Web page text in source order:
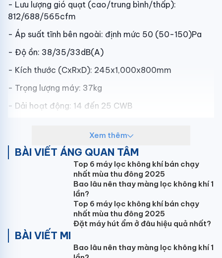
- Lưu lượng gió quạt (cao/trung bình/thấp):
812/688/565cfm
- Áp suất tĩnh bên ngoài: định mức 50 (50-150)Pa
- Độ ồn: 38/35/33dB(A)
- Kích thước (CxRxD): 245x1,000x800mm
- Trọng lượng máy: 37kg
- Dải hoạt động: 14 đến 25 CWB
- Màu sắc: màu trắng ngà
- Dàn tản nhiệt loại ống đồng cánh nhôm
- Máy nén loại Swing dạng kín
- Công suất động cơ máy nén: 1.76kW
- Mức nạp môi chất làm lạnh: 1.6 kg (đã nạp cho
30m)
Xem thêm
BÀI VIẾT ÁNG QUAN TÂM
Top 6 máy lọc không khí bán chạy
nhất mùa thu đông 2025
Bao lâu nên thay màng lọc không khí 1
lần?
Top 6 máy lọc không khí bán chạy
nhất mùa thu đông 2025
Đặt máy hút ẩm ở đâu hiệu quả nhất?
BÀI VIẾT MI
Bao lâu nên thay màng lọc không khí 1